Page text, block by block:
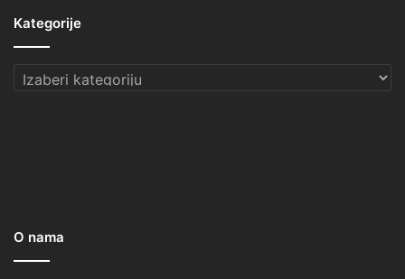
Kategorije
Kategorije
O nama